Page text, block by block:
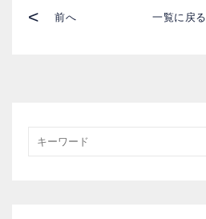
< 前へ 一覧に戻る